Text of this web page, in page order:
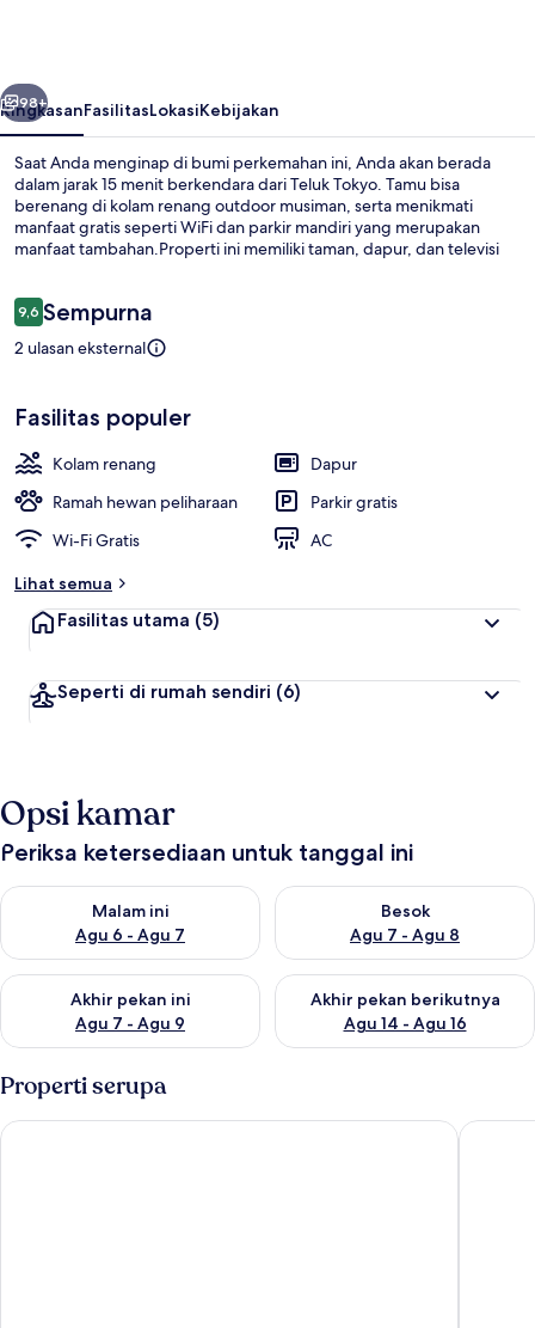
Berikutnya
98+
RingkasanFasilitasLokasiKebijakan
Saat Anda menginap di bumi perkemahan ini, Anda akan berada
dalam jarak 15 menit berkendara dari Teluk Tokyo. Tamu bisa
berenang di kolam renang outdoor musiman, serta menikmati
manfaat gratis seperti WiFi dan parkir mandiri yang merupakan
manfaat tambahan.Properti ini memiliki taman, dapur, dan televisi
Ulasan
9,69,6 dari 10
Sempurna
2 ulasan eksternal
Fasilitas populer
Kolam renang
Dapur
Ramah hewan peliharaan
Parkir gratis
Wi-Fi Gratis
AC
Lihat semua
Fasilitas utama (5)
Seperti di rumah sendiri (6)
Opsi kamar
Periksa ketersediaan untuk tanggal ini
Malam ini
Agu 6 - Agu 7
Periksa ketersediaan untuk malam ini Agu 6 - Agu 7
Besok
Agu 7 - Agu 8
Periksa ketersediaan untuk
Akhir pekan ini
Agu 7 - Agu 9
Periksa ketersediaan untuk akhir pekan ini Agu 7 - Agu 9
Akhir pekan berikutnya
Agu 14 - Agu 16
Periksa ketersediaan untuk
Properti serupa
Grand Mercure Minamiboso Resort & Spa APA